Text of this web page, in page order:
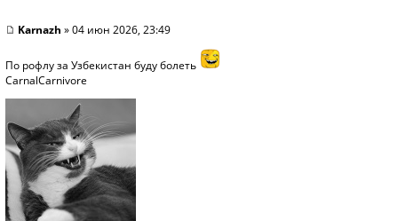
Karnazh » 04 июн 2026, 23:49
По рофлу за Узбекистан буду болеть
CarnalCarnivore